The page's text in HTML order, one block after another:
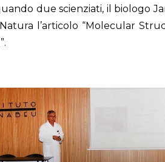
due scienziati, il biologo
l’articolo “Molecular